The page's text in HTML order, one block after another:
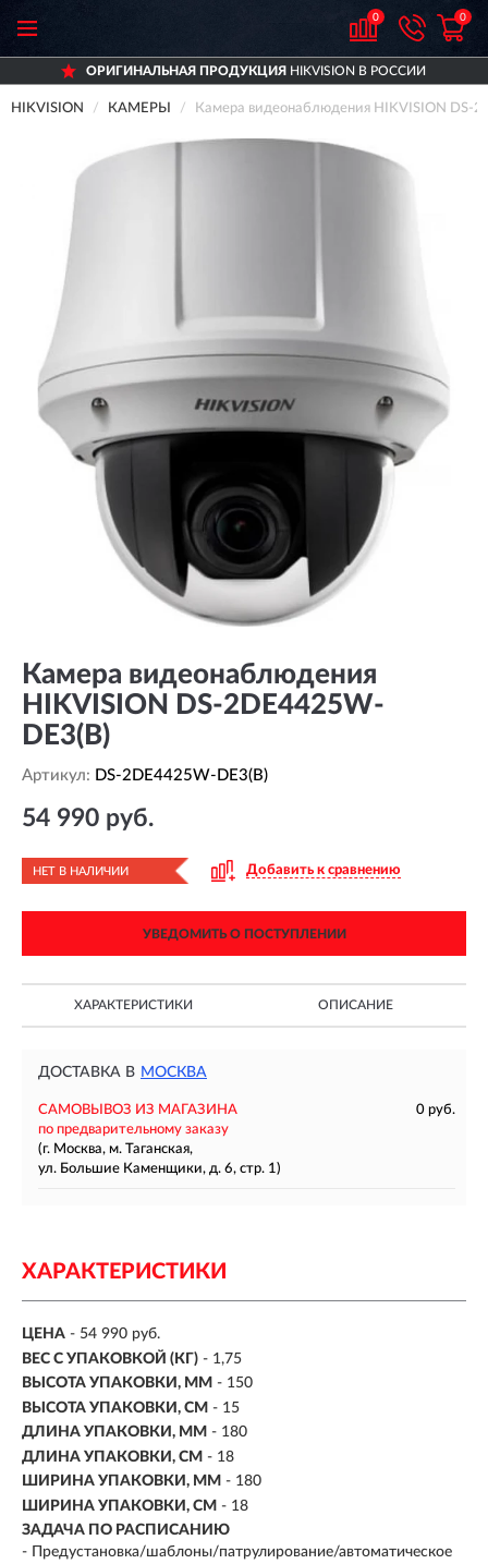
0 0
ОРИГИНАЛЬНАЯ ПРОДУКЦИЯHIKVISION В РОССИИ
HIKVISION КАМЕРЫ Камера видеонаблюдения HIKVISION DS-
Камера видеонаблюдения
HIKVISION DS-2DE4425W-
DE3(B)
Артикул: DS-2DE4425W-DE3(B)
54 990 руб.
НЕТ В НАЛИЧИИ Добавить к сравнению
УВЕДОМИТЬ О ПОСТУПЛЕНИИ
ХАРАКТЕРИСТИКИ ОПИСАНИЕ
ДОСТАВКА В МОСКВА
САМОВЫВОЗ ИЗ МАГАЗИНА
0 руб.
по предварительному заказу
(г. Москва, м. Таганская,
ул. Большие Каменщики, д. 6, стр. 1)
ХАРАКТЕРИСТИКИ
ЦЕНА - 54 990 руб.
ВЕС С УПАКОВКОЙ (КГ) - 1,75
ВЫСОТА УПАКОВКИ, ММ - 150
ВЫСОТА УПАКОВКИ, СМ - 15
ДЛИНА УПАКОВКИ, ММ - 180
ДЛИНА УПАКОВКИ, СМ - 18
ШИРИНА УПАКОВКИ, ММ - 180
ШИРИНА УПАКОВКИ, СМ - 18
ЗАДАЧА ПО РАСПИСАНИЮ
- Предустановка/шаблоны/патрулирование/автоматическое